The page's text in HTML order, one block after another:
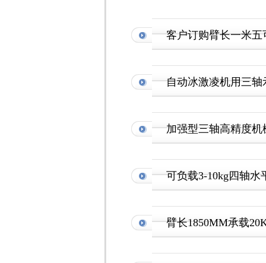
客户订购臂长一米
自动冰激凌机用三
加强型三轴高精度
可负载3-10kg四轴水
臂长1850MM承载